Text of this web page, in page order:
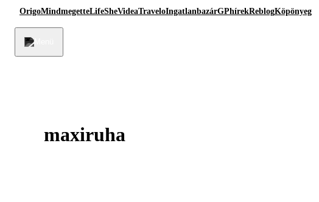
OrigoMindmegetteLifeSheVideaTraveloIngatlanbazárGPhírekReblogKöpönyeg
maxiruha